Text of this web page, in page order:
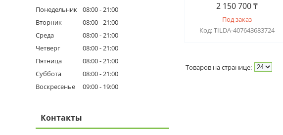
2 150 700 ₸
Под заказ
TILDA-407643683724
Понедельник 08:00 21:00
Вторник
08:00 21:00
Среда
08:00 21:00
Четверг
08:00 21:00
Пятница
08:00 21:00
Суббота
08:00 21:00
Воскресенье
09:00 19:00
Контакты